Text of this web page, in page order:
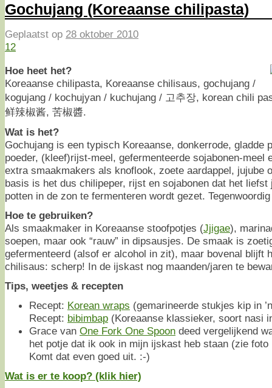
Gochujang (Koreaanse chilipasta)
Geplaatst op 28 oktober 2010
12
Hoe heet het?
Koreaanse chilipasta, Koreaanse chilisaus, gochujang /
kogujang / kochujyan / kuchujang / 고추장, korean chili
鲜辣椒酱, 苦椒醬.
Wat is het?
Gochujang is een typisch Koreaanse, donkerrode, gladde
poeder, (kleef)rijst-meel, gefermenteerde sojabonen-meel
extra smaakmakers als knoflook, zoete aardappel, jujube
basis is het dus chilipeper, rijst en sojabonen dat het liefst
potten in de zon te fermenteren wordt gezet.
Hoe te gebruiken?
Als smaakmaker in Koreaanse stoofpotjes (Jjigae),
soepen, maar ook “rauw” in dipsausjes. De smaak is
gefermenteerd (alsof er alcohol in zit), maar bovenal blijft
chilisaus: scherp! In de ijskast nog maanden/jaren te
Tips, weetjes & recepten
Recept: Korean wraps (gemarineerde stukjes kip in
Recept: bibimbap (Koreaanse klassieker, soort nasi
Grace van One Fork One Spoon deed vergelijkend
het potje dat ik ook in mijn ijskast heb staan (zie
Komt dat even goed uit. :-)
Wat is er te koop? (klik hier)